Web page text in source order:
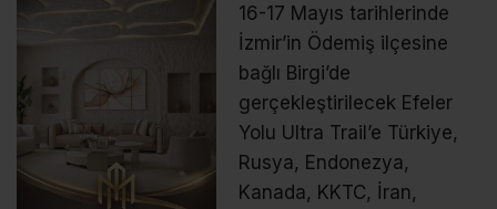
16-17 Mayıs tarihlerinde
İzmir’in Ödemiş ilçesine
bağlı Birgi’de
gerçekleştirilecek Efeler
Yolu Ultra Trail’e Türkiye,
Rusya, Endonezya,
Kanada, KKTC, İran,